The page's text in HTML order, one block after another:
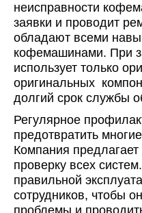
неисправности
заявки и проводит
обладают всеми
кофемашинами. При
использует только
оригинальных
долгий срок службы
Регулярное
предотвратить
Компания
проверку всех
правильной
сотрудников, чтобы
проблемы и